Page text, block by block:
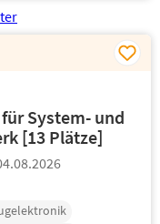
System- und
[13 Plätze]